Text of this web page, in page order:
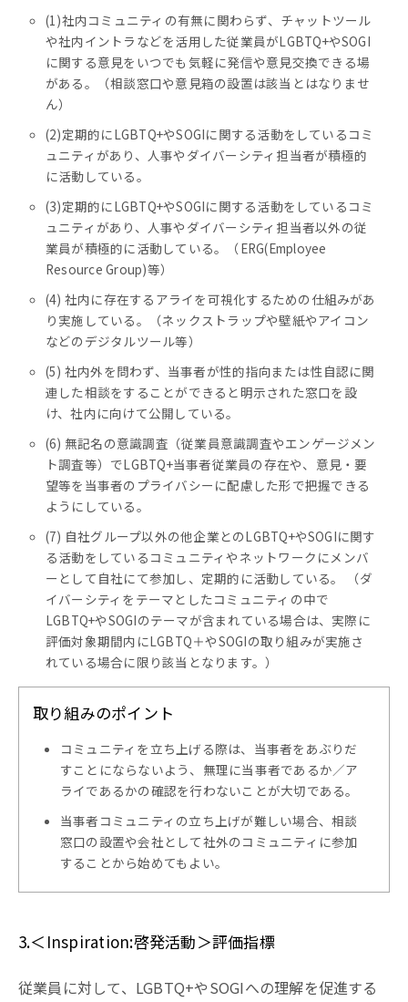
(1)社内コミュニティの有無に関わらず、チャットツール
や社内イントラなどを活用した従業員がLGBTQ+やSOGI
に関する意見をいつでも気軽に発信や意見交換できる場
がある。（相談窓口や意見箱の設置は該当とはなりませ
ん）
(2)定期的にLGBTQ+やSOGIに関する活動をしているコミ
ュニティがあり、人事やダイバーシティ担当者が積極的
に活動している。
(3)定期的にLGBTQ+やSOGIに関する活動をしているコミ
ュニティがあり、人事やダイバーシティ担当者以外の従
業員が積極的に活動している。（ERG(Employee
Resource Group)等）
(4) 社内に存在するアライを可視化するための仕組みがあ
り実施している。（ネックストラップや壁紙やアイコン
などのデジタルツール等）
(5) 社内外を問わず、当事者が性的指向または性自認に関
連した相談をすることができると明示された窓口を設
け、社内に向けて公開している。
(6) 無記名の意識調査（従業員意識調査やエンゲージメン
ト調査等）でLGBTQ+当事者従業員の存在や、意見・要
望等を当事者のプライバシーに配慮した形で把握できる
ようにしている。
(7) 自社グループ以外の他企業とのLGBTQ+やSOGIに関す
る活動をしているコミュニティやネットワークにメンバ
ーとして自社にて参加し、定期的に活動している。 （ダ
イバーシティをテーマとしたコミュニティの中で
LGBTQ+やSOGIのテーマが含まれている場合は、実際に
評価対象期間内にLGBTQ＋やSOGIの取り組みが実施さ
れている場合に限り該当となります。）
取り組みのポイント
コミュニティを立ち上げる際は、当事者をあぶりだ
すことにならないよう、無理に当事者であるか／ア
ライであるかの確認を行わないことが大切である。
当事者コミュニティの立ち上げが難しい場合、相談
窓口の設置や会社として社外のコミュニティに参加
することから始めてもよい。
3.＜Inspiration:啓発活動＞評価指標
従業員に対して、LGBTQ+やSOGIへの理解を促進する